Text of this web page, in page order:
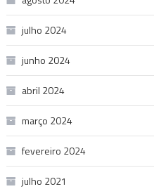
julho 2024
junho 2024
abril 2024
março 2024
fevereiro 2024
julho 2021